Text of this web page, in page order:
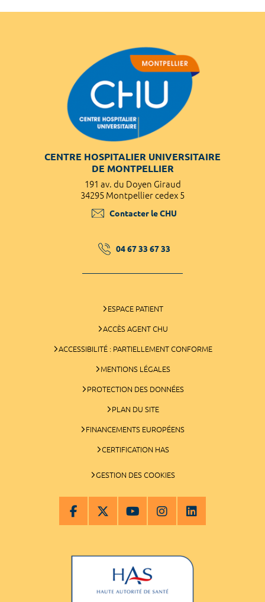
CENTRE HOSPITALIER UNIVERSITAIRE
DE MONTPELLIER
191 av. du Doyen Giraud
34295 Montpellier cedex 5
Contacter le CHU
04 67 33 67 33
ESPACE PATIENT
ACCÈS AGENT CHU
ACCESSIBILITÉ : PARTIELLEMENT CONFORME
MENTIONS LÉGALES
PROTECTION DES DONNÉES
PLAN DU SITE
FINANCEMENTS EUROPÉENS
CERTIFICATION HAS
GESTION DES COOKIES